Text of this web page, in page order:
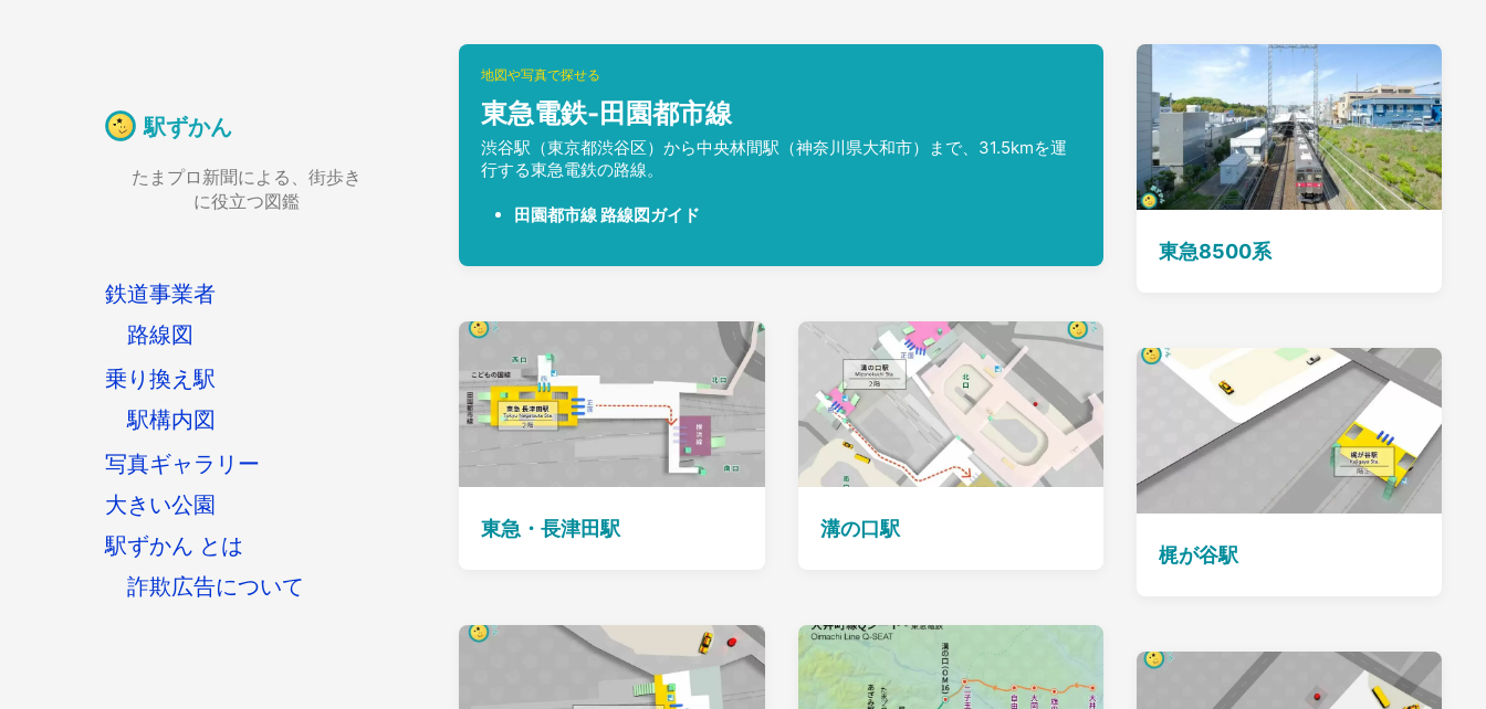
駅ずかん
たまプロ新聞による、街歩き
に役立つ図鑑
鉄道事業者
路線図
乗り換え駅
駅構内図
写真ギャラリー
大きい公園
駅ずかん とは
詐欺広告について
地図や写真で探せる
東急電鉄-田園都市線
渋谷駅（東京都渋谷区）から中央林間駅（神奈川県大和市）まで、31.5kmを運
行する東急電鉄の路線。
田園都市線 路線図ガイド
東急8500系
東急・長津田駅
溝の口駅
梶が谷駅